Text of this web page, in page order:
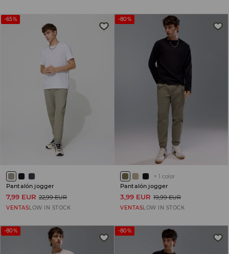
-65%
Pantalón jogger
7,99 EUR 22,99 EUR
VENTASLOW IN STOCK
-80%
+ 1 color
Pantalón jogger
3,99 EUR 19,99 EUR
VENTASLOW IN STOCK
-80% -80%